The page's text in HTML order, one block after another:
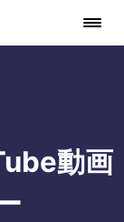
動画